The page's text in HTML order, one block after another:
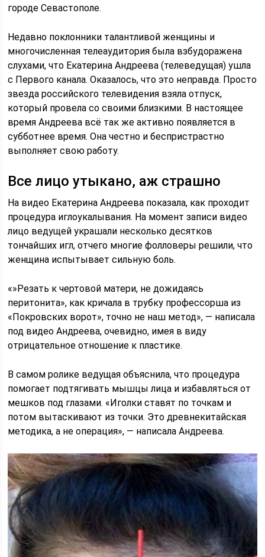
городе Севастополе.
Недавно поклонники талантливой женщины и
многочисленная телеаудитория была взбудоражена
слухами, что Екатерина Андреева (телеведущая) ушла
с Первого канала. Оказалось, что это неправда. Просто
звезда российского телевидения взяла отпуск,
который провела со своими близкими. В настоящее
время Андреева всё так же активно появляется в
субботнее время. Она честно и беспристрастно
выполняет свою работу.
Все лицо утыкано, аж страшно
На видео Екатерина Андреева показала, как проходит
процедура иглоукалывания. На момент записи видео
лицо ведущей украшали несколько десятков
тончайших игл, отчего многие фолловеры решили, что
женщина испытывает сильную боль.
«»Резать к чертовой матери, не дожидаясь
перитонита», как кричала в трубку профессорша из
«Покровских ворот», точно не наш метод», — написала
под видео Андреева, очевидно, имея в виду
отрицательное отношение к пластике.
В самом ролике ведущая объяснила, что процедура
помогает подтягивать мышцы лица и избавляться от
мешков под глазами. «Иголки ставят по точкам и
потом вытаскивают из точки. Это древнекитайская
методика, а не операция», — написала Андреева.